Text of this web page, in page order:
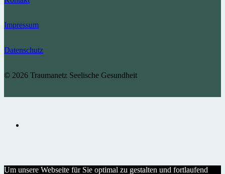
Impressum
Datenschutz
© 2026 Traumanetz Seelische Gesundheit
Um unsere Webseite für Sie optimal zu gestalten und fortlaufend